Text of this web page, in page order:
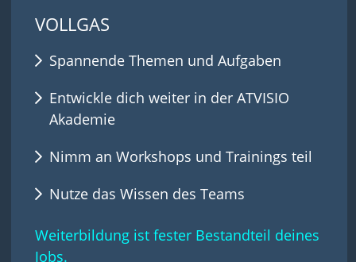
VOLLGAS
Spannende Themen und Aufgaben
Entwickle dich weiter in der ATVISIO
Akademie
Nimm an Workshops und Trainings teil
Nutze das Wissen des Teams
Weiterbildung ist fester Bestandteil deines
Jobs.